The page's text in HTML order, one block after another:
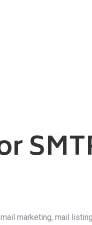
marketing, mail